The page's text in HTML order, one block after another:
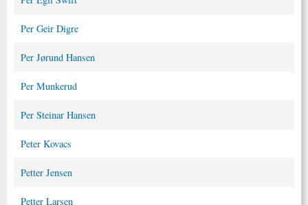
Per Geir Digre
Per Jørund Hansen
Per Munkerud
Per Steinar Hansen
Peter Kovacs
Petter Jensen
Petter Larsen